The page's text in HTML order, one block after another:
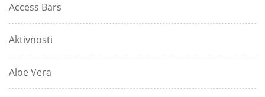
Access Bars
Aktivnosti
Aloe Vera